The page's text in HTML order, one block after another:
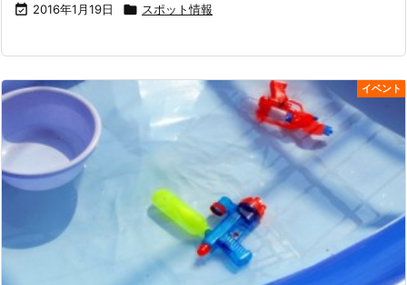
 2016年1月19日  スポット情報
イベント